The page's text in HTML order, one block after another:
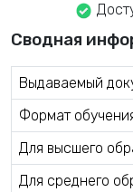
Сводная
Выдаваемый
Формат
Для высшего
Для среднего